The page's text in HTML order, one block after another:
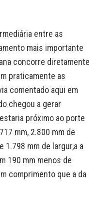
entre as
mais importante
concorre diretamente
praticamente as
comentado aqui em
chegou a gerar
próximo ao porte
mm, 2.800 mm de
1.798 mm de largur,a a
190 mm menos de
comprimento que a da